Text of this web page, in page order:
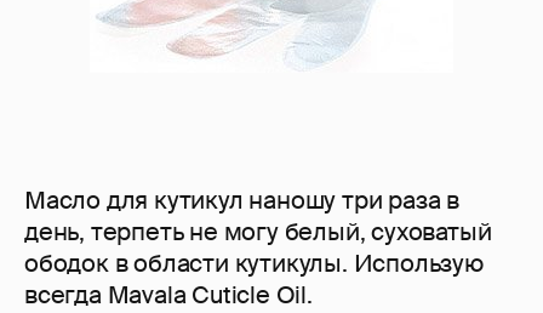
Масло для кутикул наношу три раза в
день, терпеть не могу белый, суховатый
ободок в области кутикулы. Использую
всегда Mavala Cuticle Oil.